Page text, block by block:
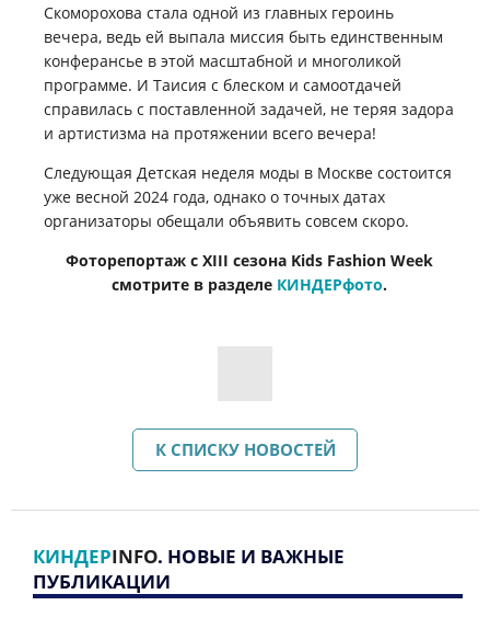
Скоморохова стала одной из главных героинь
вечера, ведь ей выпала миссия быть единственным
конферансье в этой масштабной и многоликой
программе. И Таисия с блеском и самоотдачей
справилась с поставленной задачей, не теряя задора
и артистизма на протяжении всего вечера!
Следующая Детская неделя моды в Москве состоится
уже весной 2024 года, однако о точных датах
организаторы обещали объявить совсем скоро.
Фоторепортаж с XIII сезона Kids Fashion Week
смотрите в разделе КИНДЕРфото.
К СПИСКУ НОВОСТЕЙ
КИНДЕРINFO. НОВЫЕ И ВАЖНЫЕ
ПУБЛИКАЦИИ